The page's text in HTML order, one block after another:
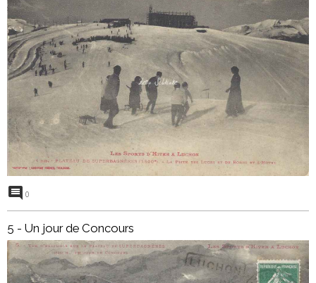
0
5 - Un jour de Concours